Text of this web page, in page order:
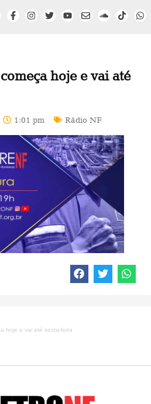
hoje e vai até
1:01 pm Rádio NF
hoje e vai até sexta-feira